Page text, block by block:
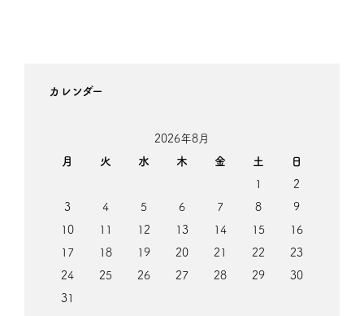
カレンダー
2026年8月
月
火 水 木 金 土
日
1
2
3
4 5 6 7 8
9
10
11 12 13 14 15
16
17
18 19 20 21 22
23
24
25 26 27 28 29
30
31